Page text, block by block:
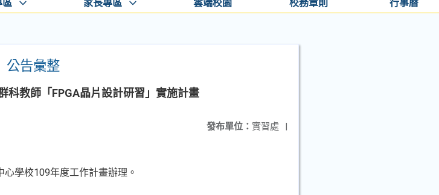
區 家長專區 雲端校園 校務章則 行事曆
公告彙整
科教師「FPGA晶片設計研習」實施計畫
發布單位： 實習處 |
學校109年度工作計畫辦理。